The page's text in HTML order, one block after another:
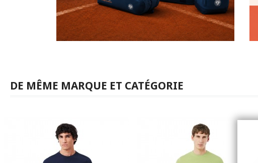
DE MÊME MARQUE ET CATÉGORIE